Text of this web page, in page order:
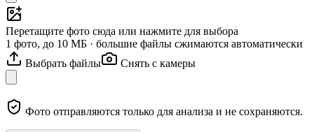
Перетащите фото сюда или нажмите для выбора
1 фото, до 10 МБ · большие файлы сжимаются автоматически
Выбрать файлы
Снять с камеры
Фото отправляются только для анализа и не сохраняются.